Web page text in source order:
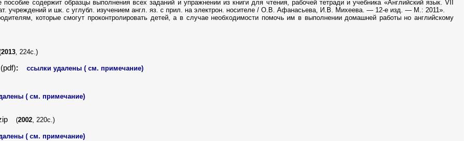
пособие содержит образцы выполнения всех заданий и упражнении из книги для чтения, рабочей тетради и учебника «Английский язык. VII
учреждений и шк. с углубл. изучением англ. яз. с прил. на электрон. носителе / О.В. Афанасьева, И.В. Михеева. — 12-е изд. — М.: 2011».
которые смогут проконтролировать детей, а в случае необходимости помочь им в выполнении домашней работы но английскому
2013, 224с.)
(pdf): ссылки удалены ( см. примечание)
( см. примечание)
(2002, 220с.)
( см. примечание)